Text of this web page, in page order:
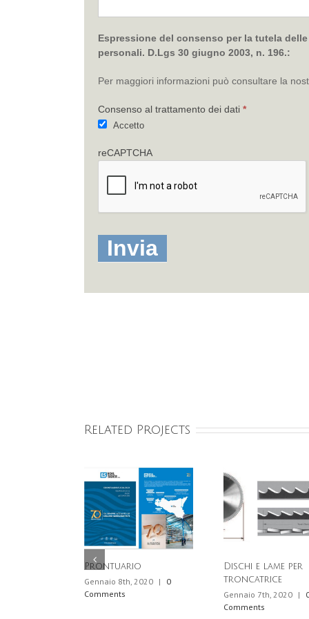
Espressione del consenso per la tutela
personali. D.Lgs 30 giugno 2003, n. 196.:
Per maggiori informazioni può consultare la
Consenso al trattamento dei dati *
Accetto
reCAPTCHA
Related Projects
Prontuario
Gennaio 8th, 2020 |
0
Comments
Dischi e lame per
troncatrice
Gennaio 7th, 2020 |
Comments